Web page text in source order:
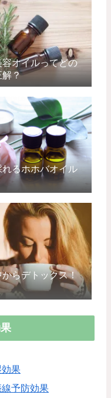
オイルってどの
解？
るホホバオイル
らデトックス！
果
予防効果